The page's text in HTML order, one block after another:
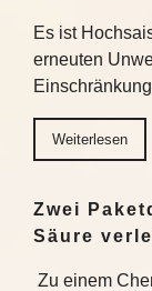
Es ist
erneuten
Weiterlesen
Zwei
Säure
Zu einem